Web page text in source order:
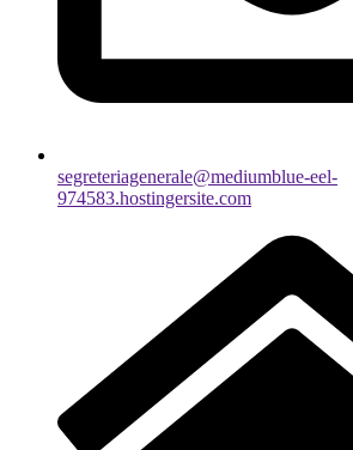
segreteriagenerale@mediumblue-eel-
974583.hostingersite.com